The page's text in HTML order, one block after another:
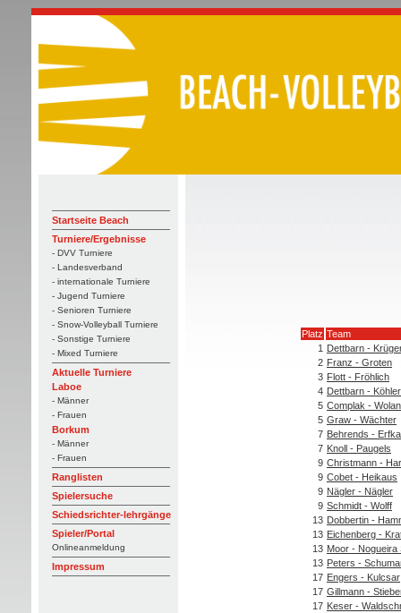
Startseite Beach
Turniere/Ergebnisse
- DVV Turniere
- Landesverband
- internationale Turniere
- Jugend Turniere
- Senioren Turniere
- Snow-Volleyball Turniere
- Sonstige Turniere
- Mixed Turniere
Aktuelle Turniere
Laboe
- Männer
- Frauen
Borkum
- Männer
- Frauen
Ranglisten
Spielersuche
Schiedsrichter-lehrgänge
Spieler/Portal
Onlineanmeldung
Impressum
Platz Team
1 Dettbarn -
2 Franz - Groten
3 Flott - Fröhlich
4 Dettbarn - Köhler
5 Complak -
5 Graw - Wächter
7 Behrends -
7 Knoll - Paugels
9 Christmann -
9 Cobet - Heikaus
9 Nägler - Nägler
9 Schmidt - Wolff
13 Dobbertin -
13 Eichenberg -
13 Moor - Nogueira
13 Peters -
17 Engers - Kulcsar
17 Gillmann -
17 Keser -